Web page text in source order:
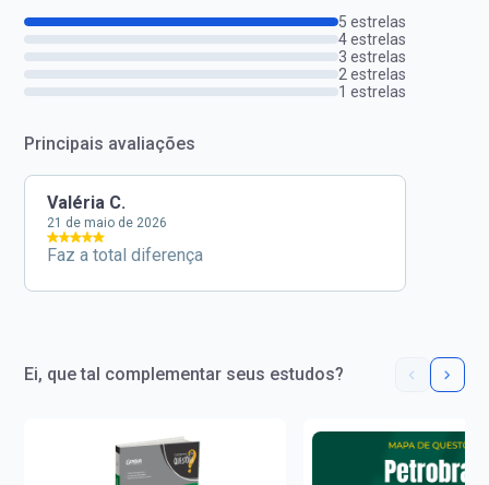
5 estrelas
4 estrelas
3 estrelas
2 estrelas
1 estrelas
Principais avaliações
Valéria C.
21 de maio de 2026
Faz a total diferença
Ei, que tal complementar seus estudos?